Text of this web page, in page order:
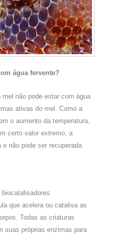
água fervente?
não pode estar com água
ativas do mel. Como a
o aumento da temperatura,
certo valor extremo, a
não pode ser recuperada.
que acelera ou catalisa as
Todas as criaturas
suas próprias enzimas para